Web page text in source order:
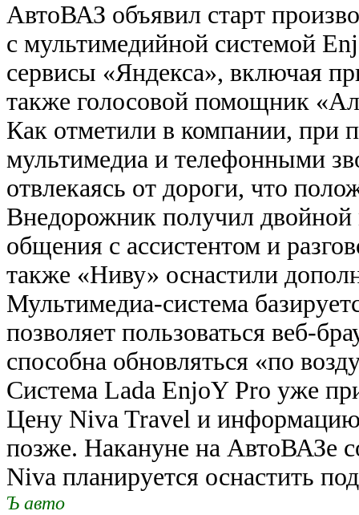
АвтоВАЗ объявил старт
с мультимедийной системой
сервисы «Яндекса», включая
также голосовой помощник
Как отметили в компании,
мультимедиа и телефонными
отвлекаясь от дороги, что
Внедорожник получил
общения с ассистентом и
также «Ниву» оснастили
Мультимедиа-система
позволяет пользоваться веб-
способна обновляться «по
Система Lada EnjoY Pro уже
Цену Niva Travel и информацию
позже. Накануне на АвтоВАЗе
Niva планируется оснастить
Ъ авто